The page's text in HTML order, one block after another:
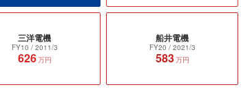
三洋電機
FY10 / 2011/3
626万円
船井電機
FY20 / 2021/3
583万円